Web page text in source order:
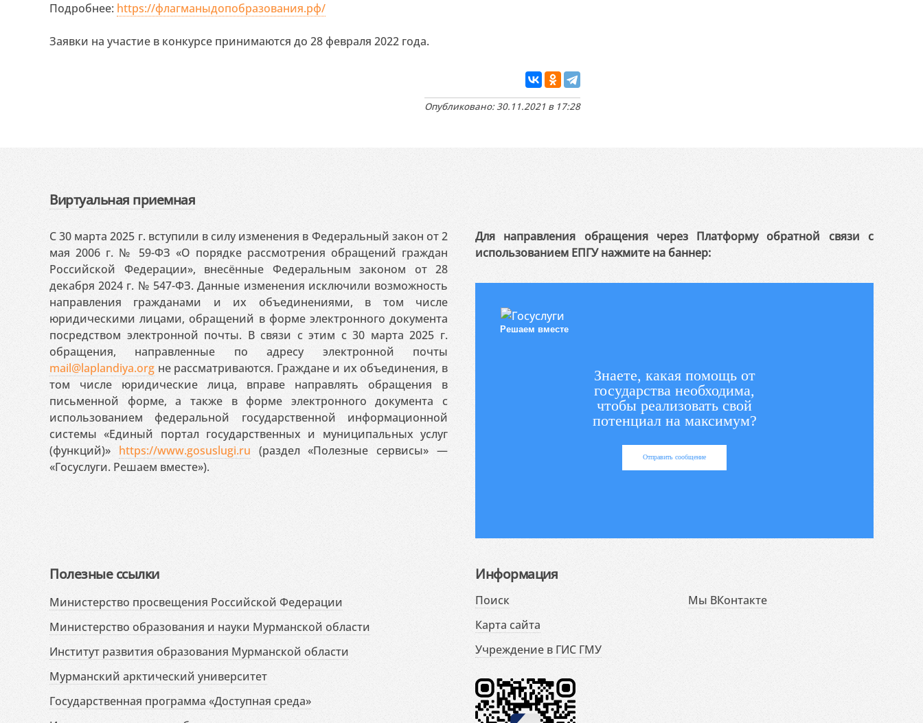
Подробнее: https://флагманыдопобразования.рф/
Заявки на участие в конкурсе принимаются до 28 февраля 2022 года.
Опубликовано: 30.11.2021 в 17:28
Виртуальная приемная
С 30 марта 2025 г. вступили в силу изменения в Федеральный закон от 2
мая 2006 г. № 59-ФЗ «О порядке рассмотрения обращений граждан
Российской Федерации», внесённые Федеральным законом от 28
декабря 2024 г. № 547-ФЗ. Данные изменения исключили возможность
направления гражданами и их объединениями, в том числе
юридическими лицами, обращений в форме электронного документа
посредством электронной почты. В связи с этим с 30 марта 2025 г.
обращения, направленные по адресу электронной почты
mail@laplandiya.org не рассматриваются. Граждане и их объединения, в
том числе юридические лица, вправе направлять обращения в
письменной форме, а также в форме электронного документа с
использованием федеральной государственной информационной
системы «Единый портал государственных и муниципальных услуг
(функций)» https://www.gosuslugi.ru (раздел «Полезные сервисы» —
«Госуслуги. Решаем вместе»).
Для направления обращения через Платформу обратной связи с
использованием ЕПГУ нажмите на баннер:
Решаем вместе
Знаете, какая помощь от
государства необходима,
чтобы реализовать свой
потенциал на максимум?
Отправить сообщение
Полезные ссылки
Министерство просвещения Российской Федерации
Министерство образования и науки Мурманской области
Институт развития образования Мурманской области
Мурманский арктический университет
Государственная программа «Доступная среда»
Информация
Поиск
Карта сайта
Учреждение в ГИС ГМУ
Мы ВКонтакте